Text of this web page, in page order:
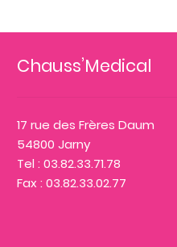
Chauss’Medical
17 rue des Frères Daum
54800 Jarny
Tel : 03.82.33.71.78
Fax : 03.82.33.02.77